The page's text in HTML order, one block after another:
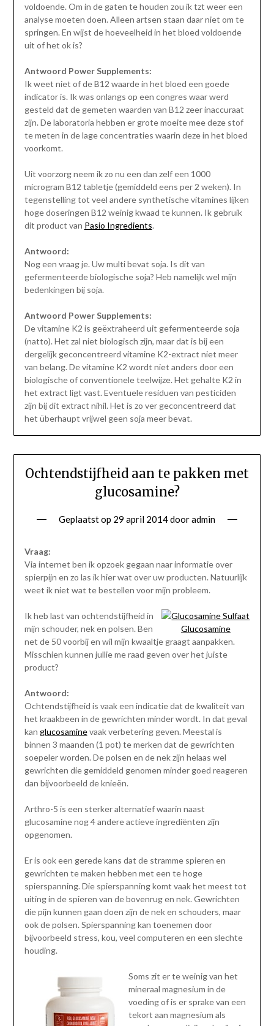
voldoende. Om in de gaten te houden zou ik tzt weer een
analyse moeten doen. Alleen artsen staan daar niet om te
springen. En wijst de hoeveelheid in het bloed voldoende
uit of het ok is?
Antwoord Power Supplements:
Ik weet niet of de B12 waarde in het bloed een goede
indicator is. Ik was onlangs op een congres waar werd
gesteld dat de gemeten waarden van B12 zeer inaccuraat
zijn. De laboratoria hebben er grote moeite mee deze stof
te meten in de lage concentraties waarin deze in het bloed
voorkomt.
Uit voorzorg neem ik zo nu een dan zelf een 1000
microgram B12 tabletje (gemiddeld eens per 2 weken). In
tegenstelling tot veel andere synthetische vitamines lijken
hoge doseringen B12 weinig kwaad te kunnen. Ik gebruik
dit product van Pasio Ingredients.
Antwoord:
Nog een vraag je. Uw multi bevat soja. Is dit van
gefermenteerde biologische soja? Heb namelijk wel mijn
bedenkingen bij soja.
Antwoord Power Supplements:
De vitamine K2 is geëxtraheerd uit gefermenteerde soja
(natto). Het zal niet biologisch zijn, maar dat is bij een
dergelijk geconcentreerd vitamine K2-extract niet meer
van belang. De vitamine K2 wordt niet anders door een
biologische of conventionele teelwijze. Het gehalte K2 in
het extract ligt vast. Eventuele residuen van pesticiden
zijn bij dit extract nihil. Het is zo ver geconcentreerd dat
het überhaupt vrijwel geen soja meer bevat.
Ochtendstijfheid aan te pakken met
glucosamine?
Geplaatst op 29 april 2014dooradmin
Vraag:
Via internet ben ik opzoek gegaan naar informatie over
spierpijn en zo las ik hier wat over uw producten. Natuurlijk
weet ik niet wat te bestellen voor mijn probleem.
Glucosamine
Ik heb last van ochtendstijfheid in
mijn schouder, nek en polsen. Ben
net de 50 voorbij en wil mijn kwaaltje graagt aanpakken.
Misschien kunnen jullie me raad geven over het juiste
product?
Antwoord:
Ochtendstijfheid is vaak een indicatie dat de kwaliteit van
het kraakbeen in de gewrichten minder wordt. In dat geval
kan glucosaminevaak verbetering geven. Meestal is
binnen 3 maanden (1 pot) te merken dat de gewrichten
soepeler worden. De polsen en de nek zijn helaas wel
gewrichten die gemiddeld genomen minder goed reageren
dan bijvoorbeeld de knieën.
Arthro-5 is een sterker alternatief waarin naast
glucosamine nog 4 andere actieve ingrediënten zijn
opgenomen.
Er is ook een gerede kans dat de stramme spieren en
gewrichten te maken hebben met een te hoge
spierspanning. Die spierspanning komt vaak het meest tot
uiting in de spieren van de bovenrug en nek. Gewrichten
die pijn kunnen gaan doen zijn de nek en schouders, maar
ook de polsen. Spierspanning kan toenemen door
bijvoorbeeld stress, kou, veel computeren en een slechte
houding.
Soms zit er te weinig van het
mineraal magnesium in de
voeding of is er sprake van een
tekort aan magnesium als